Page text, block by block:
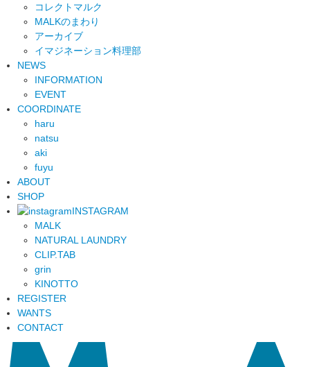
コレクトマルク
MALKのまわり
アーカイブ
イマジネーション料理部
NEWS
INFORMATION
EVENT
COORDINATE
haru
natsu
aki
fuyu
ABOUT
SHOP
INSTAGRAM
MALK
NATURAL LAUNDRY
CLIP.TAB
grin
KINOTTO
REGISTER
WANTS
CONTACT